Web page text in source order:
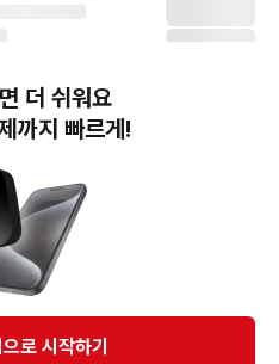
적고지
자가 아닙니다. 전자상거래 등에서의
의 약관에 따라 상품, 상품정보, 거래에 관한 책임은
로 회원간 거래에 대하여 책임을 지지 않습니다.
임은 번개장터㈜에게 귀속합니다.
더 쉬워요
까지 빠르게!
로 시작하기